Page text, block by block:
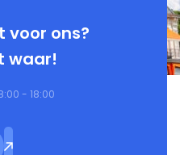
voor ons?
waar!
- 18:00